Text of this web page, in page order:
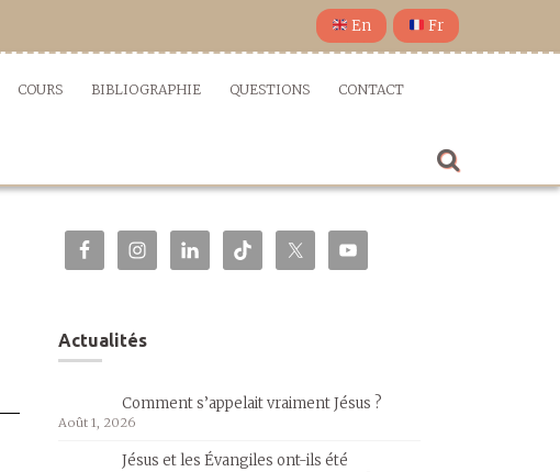
En Fr
COURS BIBLIOGRAPHIE QUESTIONS CONTACT
Actualités
Comment s’appelait vraiment Jésus ?
Août 1, 2026
Jésus et les Évangiles ont-ils été